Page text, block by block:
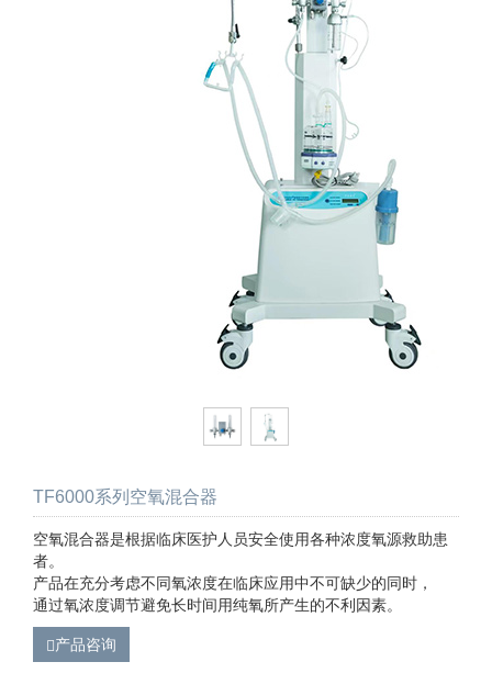
TF6000系列空氧混合器
空氧混合器是根据临床医护人员安全使用各种浓度氧源救助患
者。
产品在充分考虑不同氧浓度在临床应用中不可缺少的同时，
通过氧浓度调节避免长时间用纯氧所产生的不利因素。
产品咨询